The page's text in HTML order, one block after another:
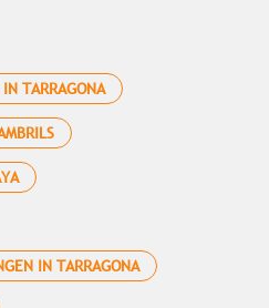
TARRAGONA
IN TARRAGONA